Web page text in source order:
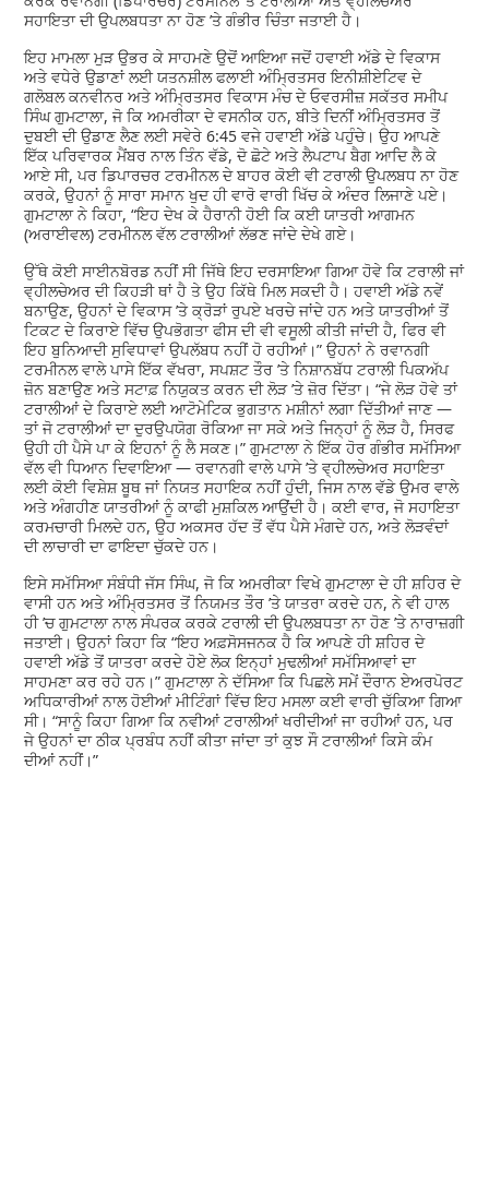
ਸਹਾਇਤਾ ਦੀ ਉਪਲਬਧਤਾ ਨਾ ਹੋਣ ’ਤੇ ਗੰਭੀਰ ਚਿੰਤਾ ਜਤਾਈ ਹੈ।
ਇਹ ਮਾਮਲਾ ਮੁੜ ਉਭਰ ਕੇ ਸਾਹਮਣੇ ਉਦੋਂ ਆਇਆ ਜਦੋਂ ਹਵਾਈ ਅੱਡੇ ਦੇ ਵਿਕਾਸ
ਅਤੇ ਵਧੇਰੇ ਉਡਾਣਾਂ ਲਈ ਯਤਨਸ਼ੀਲ ਫਲਾਈ ਅੰਮ੍ਰਿਤਸਰ ਇਨੀਸ਼ੀਏਟਿਵ ਦੇ
ਗਲੋਬਲ ਕਨਵੀਨਰ ਅਤੇ ਅੰਮ੍ਰਿਤਸਰ ਵਿਕਾਸ ਮੰਚ ਦੇ ਓਵਰਸੀਜ਼ ਸਕੱਤਰ ਸਮੀਪ
ਸਿੰਘ ਗੁਮਟਾਲਾ, ਜੋ ਕਿ ਅਮਰੀਕਾ ਦੇ ਵਸਨੀਕ ਹਨ, ਬੀਤੇ ਦਿਨੀਂ ਅੰਮ੍ਰਿਤਸਰ ਤੋਂ
ਦੁਬਈ ਦੀ ਉਡਾਣ ਲੈਣ ਲਈ ਸਵੇਰੇ 6:45 ਵਜੇ ਹਵਾਈ ਅੱਡੇ ਪਹੁੰਚੇ। ਉਹ ਆਪਣੇ
ਇੱਕ ਪਰਿਵਾਰਕ ਮੈਂਬਰ ਨਾਲ ਤਿੰਨ ਵੱਡੇ, ਦੋ ਛੋਟੇ ਅਤੇ ਲੈਪਟਾਪ ਬੈਗ ਆਦਿ ਲੈ ਕੇ
ਆਏ ਸੀ, ਪਰ ਡਿਪਾਰਚਰ ਟਰਮੀਨਲ ਦੇ ਬਾਹਰ ਕੋਈ ਵੀ ਟਰਾਲੀ ਉਪਲਬਧ ਨਾ ਹੋਣ
ਕਰਕੇ, ਉਹਨਾਂ ਨੂੰ ਸਾਰਾ ਸਮਾਨ ਖੁਦ ਹੀ ਵਾਰੋ ਵਾਰੀ ਖਿੱਚ ਕੇ ਅੰਦਰ ਲਿਜਾਣੇ ਪਏ।
ਗੁਮਟਾਲਾ ਨੇ ਕਿਹਾ, “ਇਹ ਦੇਖ ਕੇ ਹੈਰਾਨੀ ਹੋਈ ਕਿ ਕਈ ਯਾਤਰੀ ਆਗਮਨ
(ਅਰਾਈਵਲ) ਟਰਮੀਨਲ ਵੱਲ ਟਰਾਲੀਆਂ ਲੱਭਣ ਜਾਂਦੇ ਦੇਖੇ ਗਏ।
ਉੱਥੇ ਕੋਈ ਸਾਈਨਬੋਰਡ ਨਹੀਂ ਸੀ ਜਿੱਥੇ ਇਹ ਦਰਸਾਇਆ ਗਿਆ ਹੋਵੇ ਕਿ ਟਰਾਲੀ ਜਾਂ
ਵ੍ਹੀਲਚੇਅਰ ਦੀ ਕਿਹੜੀ ਥਾਂ ਹੈ ਤੇ ਉਹ ਕਿੱਥੇ ਮਿਲ ਸਕਦੀ ਹੈ। ਹਵਾਈ ਅੱਡੇ ਨਵੇਂ
ਬਨਾਉਣ, ਉਹਨਾਂ ਦੇ ਵਿਕਾਸ ’ਤੇ ਕ੍ਰੋੜਾਂ ਰੁਪਏ ਖਰਚੇ ਜਾਂਦੇ ਹਨ ਅਤੇ ਯਾਤਰੀਆਂ ਤੋਂ
ਟਿਕਟ ਦੇ ਕਿਰਾਏ ਵਿੱਚ ਉਪਭੋਗਤਾ ਫੀਸ ਦੀ ਵੀ ਵਸੂਲੀ ਕੀਤੀ ਜਾਂਦੀ ਹੈ, ਫਿਰ ਵੀ
ਇਹ ਬੁਨਿਆਦੀ ਸੁਵਿਧਾਵਾਂ ਉਪਲੱਬਧ ਨਹੀਂ ਹੋ ਰਹੀਆਂ।” ਉਹਨਾਂ ਨੇ ਰਵਾਨਗੀ
ਟਰਮੀਨਲ ਵਾਲੇ ਪਾਸੇ ਇੱਕ ਵੱਖਰਾ, ਸਪਸ਼ਟ ਤੌਰ ’ਤੇ ਨਿਸ਼ਾਨਬੱਧ ਟਰਾਲੀ ਪਿਕਅੱਪ
ਜ਼ੋਨ ਬਣਾਉਣ ਅਤੇ ਸਟਾਫ਼ ਨਿਯੁਕਤ ਕਰਨ ਦੀ ਲੋੜ ’ਤੇ ਜ਼ੋਰ ਦਿੱਤਾ। “ਜੇ ਲੋੜ ਹੋਵੇ ਤਾਂ
ਟਰਾਲੀਆਂ ਦੇ ਕਿਰਾਏ ਲਈ ਆਟੋਮੇਟਿਕ ਭੁਗਤਾਨ ਮਸ਼ੀਨਾਂ ਲਗਾ ਦਿੱਤੀਆਂ ਜਾਣ —
ਤਾਂ ਜੋ ਟਰਾਲੀਆਂ ਦਾ ਦੁਰਉਪਯੋਗ ਰੋਕਿਆ ਜਾ ਸਕੇ ਅਤੇ ਜਿਨ੍ਹਾਂ ਨੂੰ ਲੋੜ ਹੈ, ਸਿਰਫ
ਉਹੀ ਹੀ ਪੈਸੇ ਪਾ ਕੇ ਇਹਨਾਂ ਨੂੰ ਲੈ ਸਕਣ।” ਗੁਮਟਾਲਾ ਨੇ ਇੱਕ ਹੋਰ ਗੰਭੀਰ ਸਮੱਸਿਆ
ਵੱਲ ਵੀ ਧਿਆਨ ਦਿਵਾਇਆ — ਰਵਾਨਗੀ ਵਾਲੇ ਪਾਸੇ ’ਤੇ ਵ੍ਹੀਲਚੇਅਰ ਸਹਾਇਤਾ
ਲਈ ਕੋਈ ਵਿਸ਼ੇਸ਼ ਬੂਥ ਜਾਂ ਨਿਯਤ ਸਹਾਇਕ ਨਹੀਂ ਹੁੰਦੀ, ਜਿਸ ਨਾਲ ਵੱਡੇ ਉਮਰ ਵਾਲੇ
ਅਤੇ ਅੰਗਹੀਣ ਯਾਤਰੀਆਂ ਨੂੰ ਕਾਫੀ ਮੁਸ਼ਕਿਲ ਆਉਂਦੀ ਹੈ। ਕਈ ਵਾਰ, ਜੋ ਸਹਾਇਤਾ
ਕਰਮਚਾਰੀ ਮਿਲਦੇ ਹਨ, ਉਹ ਅਕਸਰ ਹੱਦ ਤੋਂ ਵੱਧ ਪੈਸੇ ਮੰਗਦੇ ਹਨ, ਅਤੇ ਲੋੜਵੰਦਾਂ
ਦੀ ਲਾਚਾਰੀ ਦਾ ਫਾਇਦਾ ਚੁੱਕਦੇ ਹਨ।
ਇਸੇ ਸਮੱਸਿਆ ਸੰਬੰਧੀ ਜੱਸ ਸਿੰਘ, ਜੋ ਕਿ ਅਮਰੀਕਾ ਵਿਖੇ ਗੁਮਟਾਲਾ ਦੇ ਹੀ ਸ਼ਹਿਰ ਦੇ
ਵਾਸੀ ਹਨ ਅਤੇ ਅੰਮ੍ਰਿਤਸਰ ਤੋਂ ਨਿਯਮਤ ਤੌਰ ’ਤੇ ਯਾਤਰਾ ਕਰਦੇ ਹਨ, ਨੇ ਵੀ ਹਾਲ
ਹੀ ’ਚ ਗੁਮਟਾਲਾ ਨਾਲ ਸੰਪਰਕ ਕਰਕੇ ਟਰਾਲੀ ਦੀ ਉਪਲਬਧਤਾ ਨਾ ਹੋਣ ’ਤੇ ਨਾਰਾਜ਼ਗੀ
ਜਤਾਈ। ਉਹਨਾਂ ਕਿਹਾ ਕਿ “ਇਹ ਅਫ਼ਸੋਸਜਨਕ ਹੈ ਕਿ ਆਪਣੇ ਹੀ ਸ਼ਹਿਰ ਦੇ
ਹਵਾਈ ਅੱਡੇ ਤੋਂ ਯਾਤਰਾ ਕਰਦੇ ਹੋਏ ਲੋਕ ਇਨ੍ਹਾਂ ਮੁਢਲੀਆਂ ਸਮੱਸਿਆਵਾਂ ਦਾ
ਸਾਹਮਣਾ ਕਰ ਰਹੇ ਹਨ।” ਗੁਮਟਾਲਾ ਨੇ ਦੱਸਿਆ ਕਿ ਪਿਛਲੇ ਸਮੇਂ ਦੌਰਾਨ ਏਅਰਪੋਰਟ
ਅਧਿਕਾਰੀਆਂ ਨਾਲ ਹੋਈਆਂ ਮੀਟਿੰਗਾਂ ਵਿੱਚ ਇਹ ਮਸਲਾ ਕਈ ਵਾਰੀ ਚੁੱਕਿਆ ਗਿਆ
ਸੀ। “ਸਾਨੂੰ ਕਿਹਾ ਗਿਆ ਕਿ ਨਵੀਆਂ ਟਰਾਲੀਆਂ ਖਰੀਦੀਆਂ ਜਾ ਰਹੀਆਂ ਹਨ, ਪਰ
ਜੇ ਉਹਨਾਂ ਦਾ ਠੀਕ ਪ੍ਰਬੰਧ ਨਹੀਂ ਕੀਤਾ ਜਾਂਦਾ ਤਾਂ ਕੁਝ ਸੌ ਟਰਾਲੀਆਂ ਕਿਸੇ ਕੰਮ
ਦੀਆਂ ਨਹੀਂ।”